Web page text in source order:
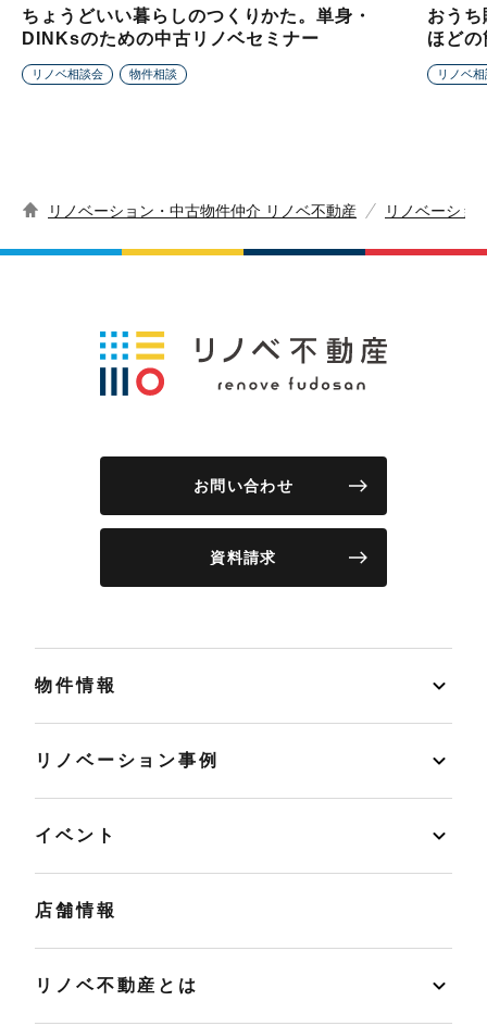
ちょうどいい暮らしのつくりかた。単身・
DINKsのための中古リノベセミナー
リノベ相談会 物件相談
おう
ほど
リノベ
リノベーション・中古物件仲介 リノベ不動産 リノベーショ
お問い合わせ
資料請求
物件情報
リノベーション事例
イベント
店舗情報
リノベ不動産とは